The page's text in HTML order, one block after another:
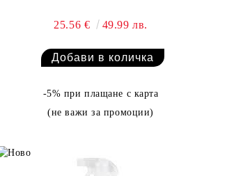
25.56 € 49.99 лв.
-5% при плащане с карта
(не важи за промоции)